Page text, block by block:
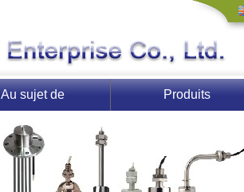
Au sujet de
nous
Produits